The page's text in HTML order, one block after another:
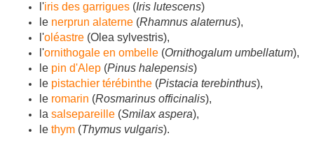
l'iris des garrigues (Iris lutescens)
le nerprun alaterne (Rhamnus alaternus),
l'oléastre (Olea sylvestris),
l'ornithogale en ombelle (Ornithogalum umbellatum),
le pin d'Alep (Pinus halepensis)
le pistachier térébinthe (Pistacia terebinthus),
le romarin (Rosmarinus officinalis),
la salsepareille (Smilax aspera),
le thym (Thymus vulgaris).